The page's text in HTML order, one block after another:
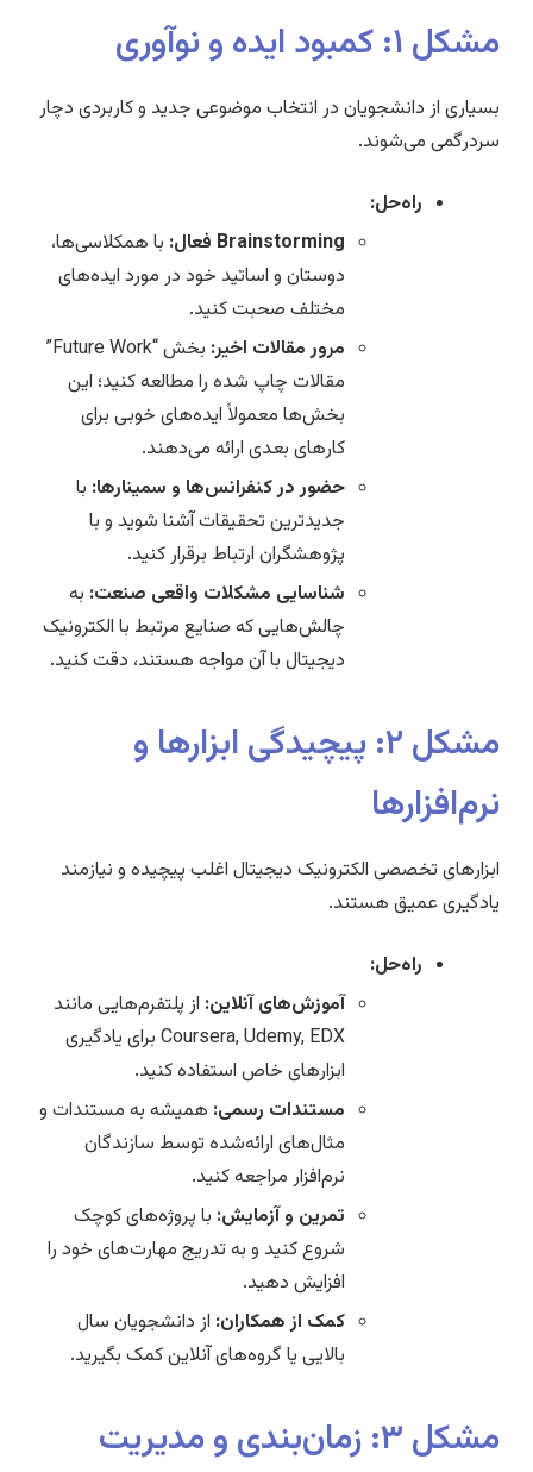
مشکل ۱: کمبود ایده و نوآوری
بسیاری از دانشجویان در انتخاب موضوعی جدید و کاربردی دچار
سردرگمی می‌شوند.
راه‌حل:
Brainstorming فعال:
با همکلاسی‌ها،
دوستان و اساتید خود در مورد ایده‌های
مختلف صحبت کنید.
مرور مقالات اخیر:
بخش “Future Work”
مقالات چاپ شده را مطالعه کنید؛ این
بخش‌ها معمولاً ایده‌های خوبی برای
کارهای بعدی ارائه می‌دهند.
حضور در کنفرانس‌ها و سمینارها: با
جدیدترین تحقیقات آشنا شوید و با
پژوهشگران ارتباط برقرار کنید.
شناسایی مشکلات واقعی صنعت: به
چالش‌هایی که صنایع مرتبط با الکترونیک
دیجیتال با آن مواجه هستند، دقت کنید.
مشکل ۲: پیچیدگی ابزارها و
نرم‌افزارها
ابزارهای تخصصی الکترونیک دیجیتال اغلب پیچیده و نیازمند
یادگیری عمیق هستند.
راه‌حل:
آموزش‌های آنلاین: از پلتفرم‌هایی مانند
Coursera, Udemy, EDX برای یادگیری
ابزارهای خاص استفاده کنید.
مستندات رسمی: همیشه به مستندات و
مثال‌های ارائه‌شده توسط سازندگان
نرم‌افزار مراجعه کنید.
تمرین و آزمایش: با پروژه‌های کوچک
شروع کنید و به تدریج مهارت‌های خود را
افزایش دهید.
کمک از همکاران: از دانشجویان سال
بالایی یا گروه‌های آنلاین کمک بگیرید.
مشکل ۳: زمان‌بندی و مدیریت